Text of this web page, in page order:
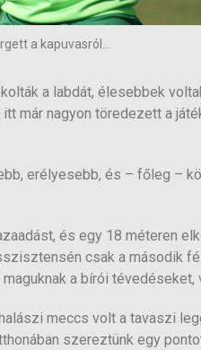
a kapuvasról...
a labdát, élesebbek
már nagyon töredezett a
erélyesebb, és – főleg –
és egy 18 méteren
csak a második
a bírói
meccs volt a tavaszi
szereztünk egy